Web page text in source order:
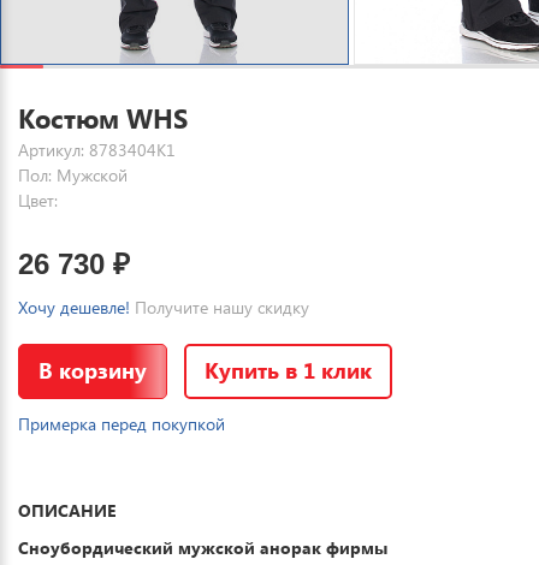
Костюм WHS
Артикул: 8783404K1
Пол: Мужской
Цвет:
26 730 ₽
Хочу дешевле! Получите нашу скидку
В корзину Купить в 1 клик
Примерка перед покупкой
ОПИСАНИЕ
Сноубордический мужской анорак фирмы